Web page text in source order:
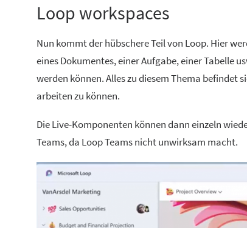
Loop workspaces
Nun kommt der hübschere Teil von Loop. Hier
eines Dokumentes, einer Aufgabe, einer Tabelle
werden können. Alles zu diesem Thema befindet
arbeiten zu können.
Die Live-Komponenten können dann einzeln
Teams, da Loop Teams nicht unwirksam macht.